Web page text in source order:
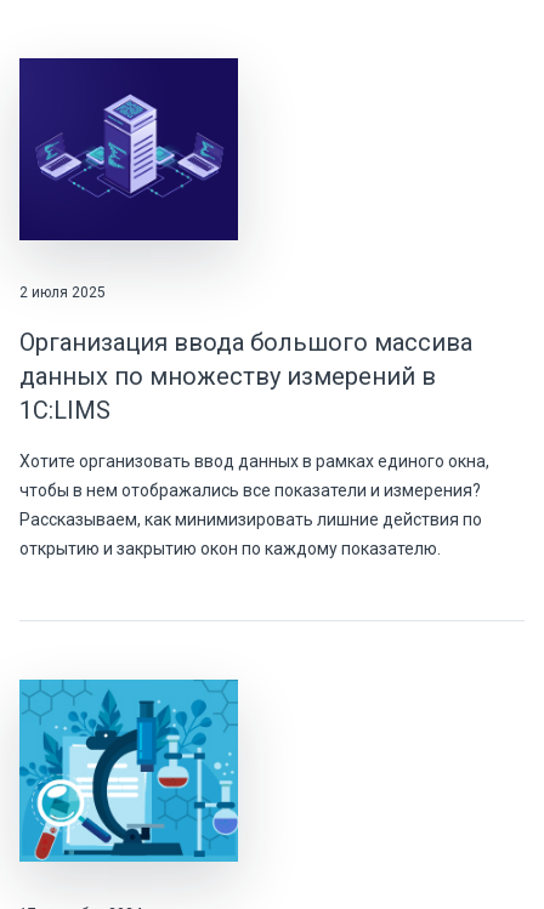
2 июля 2025
Организация ввода большого массива
данных по множеству измерений в
1С:LIMS
Хотите организовать ввод данных в рамках единого окна,
чтобы в нем отображались все показатели и измерения?
Рассказываем, как минимизировать лишние действия по
открытию и закрытию окон по каждому показателю.